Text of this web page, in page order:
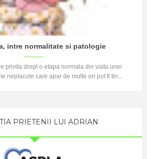
intre normalitate si patologie
privita drept o etapa normala din viata unei
neplacute care apar de multe ori pot fi tin...
PRIETENII LUI ADRIAN